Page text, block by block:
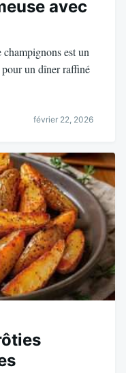
avec
est un
un dîner raffiné
février 22, 2026